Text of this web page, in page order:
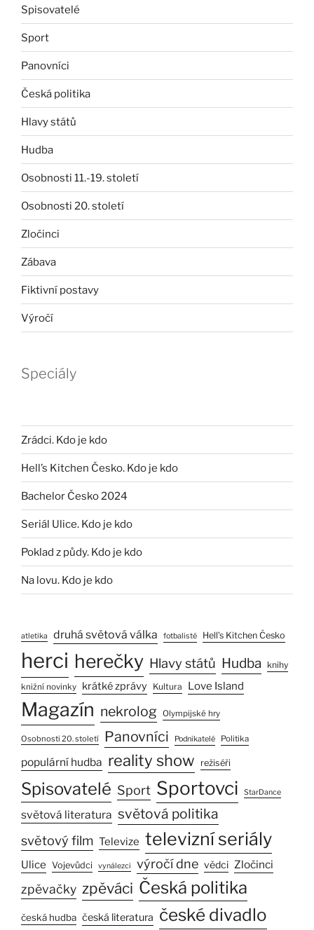
Spisovatelé
Sport
Panovníci
Česká politika
Hlavy států
Hudba
Osobnosti 11.-19. století
Osobnosti 20. století
Zločinci
Zábava
Fiktivní postavy
Výročí
Speciály
Zrádci. Kdo je kdo
Hell’s Kitchen Česko. Kdo je kdo
Bachelor Česko 2024
Seriál Ulice. Kdo je kdo
Poklad z půdy. Kdo je kdo
Na lovu. Kdo je kdo
atletika druhá světová válka fotbalisté Hell’s Kitchen Česko
herci herečky Hlavy států Hudba knihy
knižní novinky krátké zprávy Kultura Love Island
Magazín nekrolog Olympijské hry
Osobnosti 20. století Panovníci Podnikatelé Politika
populární hudba reality show režiséři
Spisovatelé Sport Sportovci StarDance
světová literatura světová politika
světový film Televize televizní seriály
Ulice Vojevůdci vynálezci výročí dne vědci Zločinci
zpěvačky zpěváci Česká politika
česká hudba česká literatura české divadlo